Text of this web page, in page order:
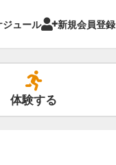
ュール 新規会員登録
体験する